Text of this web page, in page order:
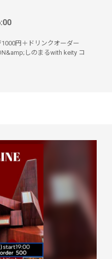
円＋ドリンクオーダー
しのまるwith keity コ